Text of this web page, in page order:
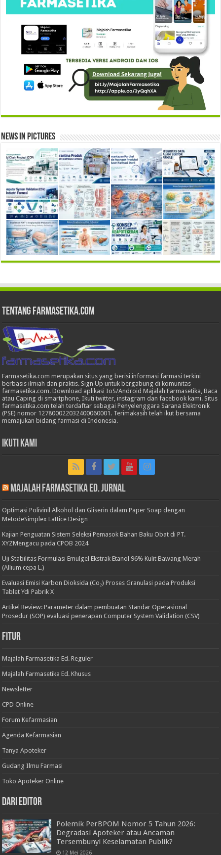
News in Pictures
Tentang Farmasetika.com
Farmasetika.com merupakan situs yang berisi informasi farmasi terkini
berbasis ilmiah dan praktis. Sign Up untuk bergabung di komunitas
farmasetika.com. Download aplikasi IoS/Android Majalah Farmasetika, Baca
atau Caping di smartphone, Ikuti twitter, instagram dan facebook kami. Situs
farmasetika.com telah terdaftar sebagai Penyelenggara Sarana Elektronik
(PSE) nomor 127800022032400060001. Terimakasih telah ikut bersama
memajukan bidang farmasi di Indonesia.
Ikuti Kami
Majalah Farmasetika Ed. Jurnal
Optimasi Polivinil Alkohol dan Gliserin dalam Paper Soap dengan
MetodeSimplex Lattice Design
Kajian Penguatan Sistem Seleksi Pemasok Bahan Baku Obat di PT.
XYZMengacu pada CPOB 2024
Uji Stabilitas Formulasi Emulgel Ekstrak Etanol 96% Kulit Bawang Merah
(Allium cepa L.)
Evaluasi Emisi Karbon Dioksida (Co₂) Proses Granulasi pada Produksi
Tablet Ydi Pabrik X
Artikel Review: Parameter dalam pembuatan Standar Operasional
Prosedur (SOP) evaluasi penerapan Computer System Validation (CSV)
Fitur
Majalah Farmasetika Ed. Reguler
Majalah Farmasetika Ed. Khusus
Newsletter
CPD Online
Forum Kefarmasian
Agenda Kefarmasian
Tanya Apoteker
Gudang Ilmu Farmasi
Toko Apoteker Online
Dari Editor
Polemik PerBPOM Nomor 5 Tahun 2026:
Degradasi Apoteker atau Ancaman
Tersembunyi Keselamatan Publik?
12 Mei 2026